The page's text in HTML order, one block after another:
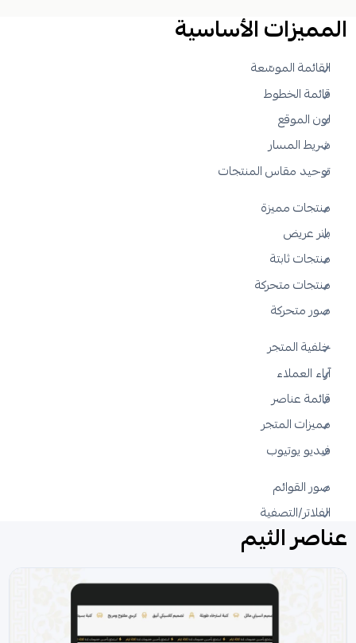
المميزات الأساسية
القائمة الموسّعة
قائمة الخطوط
لون الموقع
شريط المسار
توحيد مقاس المنتجات
منتجات مميزة
بانر عريض
منتجات ثابتة
منتجات متحركة
صور متحركة
خلفية المتجر
آراء العملاء
قائمة عناصر
مميزات المتجر
فيديو يوتيوب
صور القوائم
الفلاتر/التصفية
عناصر الثيم